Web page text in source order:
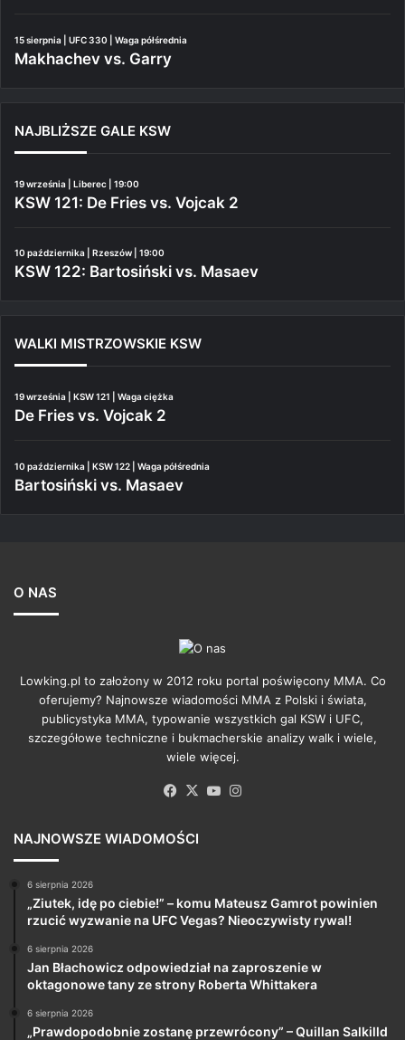
15 sierpnia | UFC 330 | Waga półśrednia
Makhachev vs. Garry
NAJBLIŻSZE GALE KSW
19 września | Liberec | 19:00
KSW 121: De Fries vs. Vojcak 2
10 października | Rzeszów | 19:00
KSW 122: Bartosiński vs. Masaev
WALKI MISTRZOWSKIE KSW
19 września | KSW 121 | Waga ciężka
De Fries vs. Vojcak 2
10 października | KSW 122 | Waga półśrednia
Bartosiński vs. Masaev
O NAS
Lowking.pl to założony w 2012 roku portal poświęcony MMA. Co
oferujemy? Najnowsze wiadomości MMA z Polski i świata,
publicystyka MMA, typowanie wszystkich gal KSW i UFC,
szczegółowe techniczne i bukmacherskie analizy walk i wiele,
wiele więcej.
Facebook
X YouTube
NAJNOWSZE WIADOMOŚCI
6 sierpnia 2026
„Ziutek, idę po ciebie!” – komu Mateusz Gamrot powinien
rzucić wyzwanie na UFC Vegas? Nieoczywisty rywal!
6 sierpnia 2026
Jan Błachowicz odpowiedział na zaproszenie w
oktagonowe tany ze strony Roberta Whittakera
6 sierpnia 2026
„Prawdopodobnie zostanę przewrócony” – Quillan Salkilld